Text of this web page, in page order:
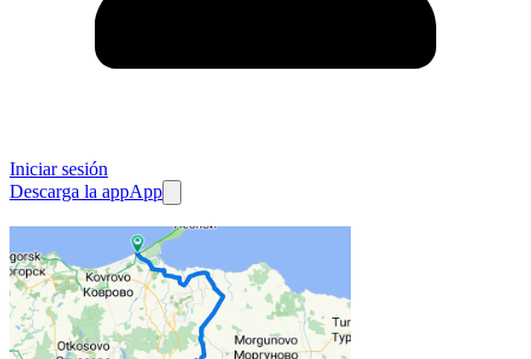
Iniciar sesión
Descarga la appApp